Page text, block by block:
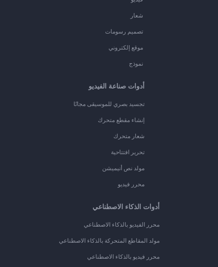
شعار
تصميم رسومات
موقع إلكتروني
نموذج
أدوات صناعة الفيديو
تجسيد بصري للموسيقى مجانًا
إنشاء مقطع متحرك
شعار متحرك
تحرير افتتاحية
مولد نص أنيميشن
محرر فيديو
أدوات الذكاء الاصطناعي
محرر الفيديو بالذكاء الاصطناعي
مولد المقاطع المتحركة بالذكاء الاصطناعي
محرر فيديو بالذكاء الاصطناعي